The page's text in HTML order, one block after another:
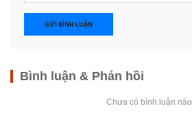
GỬI BÌNH LUẬN
Bình luận & Phản hồi
Chưa có bình luận nào.